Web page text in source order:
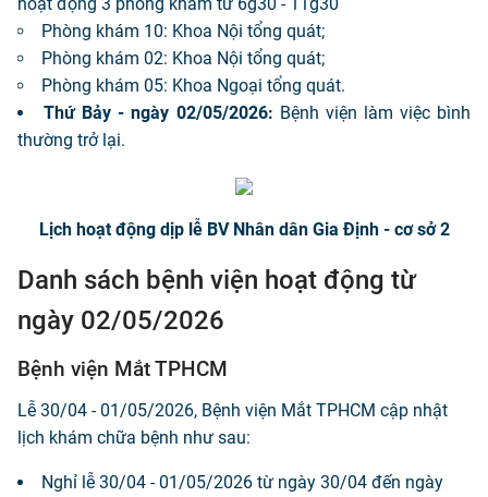
Phòng khám 10: Khoa Nội tổng quát;
Phòng khám 02: Khoa Nội tổng quát;
Phòng khám 05: Khoa Ngoại tổng quát.
Thứ Bảy - ngày 02/05/2026: Bệnh viện làm việc bình
thường trở lại.
Lịch hoạt động dịp lễ BV Nhân dân Gia Định - cơ sở 2
Danh sách bệnh viện hoạt động từ
ngày 02/05/2026
Bệnh viện Mắt TPHCM
Lễ 30/04 - 01/05/2026, Bệnh viện Mắt TPHCM cập nhật
lịch khám chữa bệnh như sau:
Nghỉ lễ 30/04 - 01/05/2026 từ ngày 30/04 đến ngày